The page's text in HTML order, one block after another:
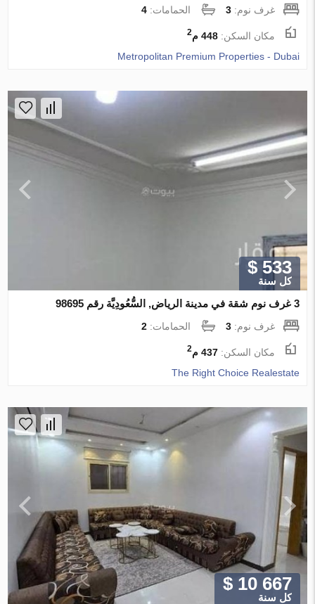
غرف نوم:3 الحمامات:4
مكان السكن:448 م 2
Metropolitan Premium Properties - Dubai
$ 533
كل سنة
3 غرف نوم شقة في مدينة الرياض, السُّعُودِيَّة رقم 98695
غرف نوم:3 الحمامات:2
مكان السكن:437 م 2
The Right Choice Realestate
$ 10 667
كل سنة